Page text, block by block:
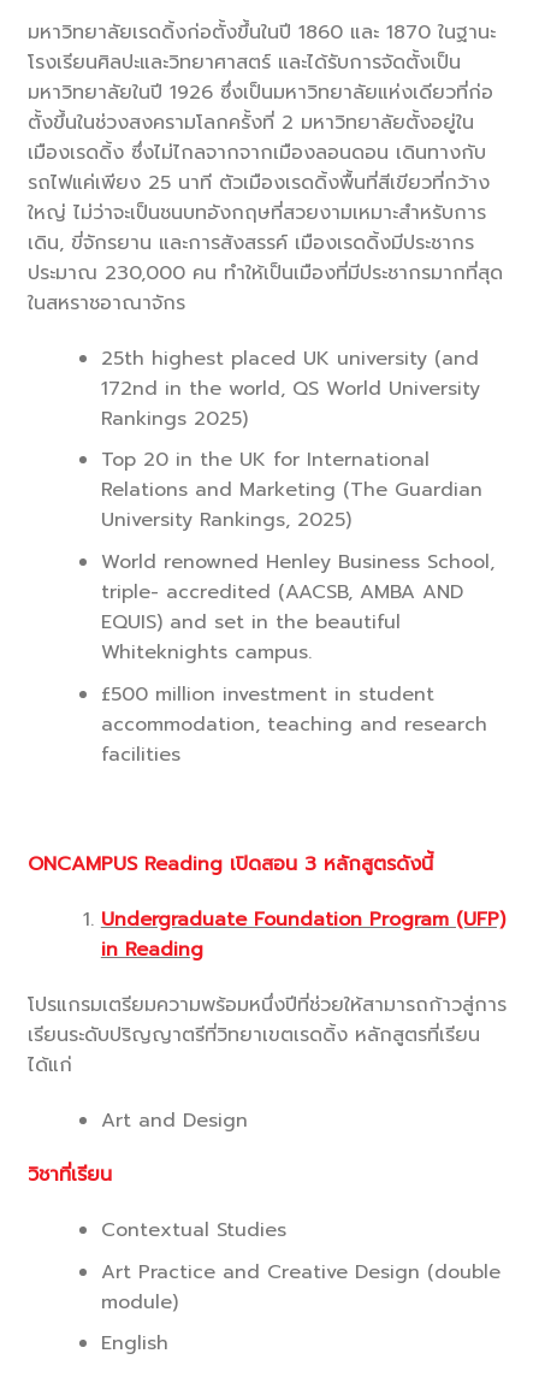
มหาวิทยาลัยเรดดิ้งก่อตั้งขึ้นในปี 1860 และ 1870 ในฐานะ
โรงเรียนศิลปะและวิทยาศาสตร์ และได้รับการจัดตั้งเป็น
มหาวิทยาลัยในปี 1926 ซึ่งเป็นมหาวิทยาลัยแห่งเดียวที่ก่อ
ตั้งขึ้นในช่วงสงครามโลกครั้งที่ 2 มหาวิทยาลัยตั้งอยู่ใน
เมืองเรดดิ้ง ซึ่งไม่ไกลจากจากเมืองลอนดอน เดินทางกับ
รถไฟแค่เพียง 25 นาที ตัวเมืองเรดดิ้งพื้นที่สีเขียวที่กว้าง
ใหญ่ ไม่ว่าจะเป็นชนบทอังกฤษที่สวยงามเหมาะสำหรับการ
เดิน, ขี่จักรยาน และการสังสรรค์ เมืองเรดดิ้งมีประชากร
ประมาณ 230,000 คน ทำให้เป็นเมืองที่มีประชากรมากที่สุด
ในสหราชอาณาจักร
25th highest placed UK university (and
172nd in the world, QS World University
Rankings 2025)
Top 20 in the UK for International
Relations and Marketing (The Guardian
University Rankings, 2025)
World renowned Henley Business School,
triple- accredited (AACSB, AMBA AND
EQUIS) and set in the beautiful
Whiteknights campus.
£500 million investment in student
accommodation, teaching and research
facilities
ONCAMPUS Reading เปิดสอน 3 หลักสูตรดังนี้
Undergraduate Foundation Program (UFP)
in Reading
โปรแกรมเตรียมความพร้อมหนึ่งปีที่ช่วยให้สามารถก้าวสู่การ
เรียนระดับปริญญาตรีที่วิทยาเขตเรดดิ้ง หลักสูตรที่เรียน
ได้แก่
Art and Design
วิชาที่เรียน
Contextual Studies
Art Practice and Creative Design (double
module)
English